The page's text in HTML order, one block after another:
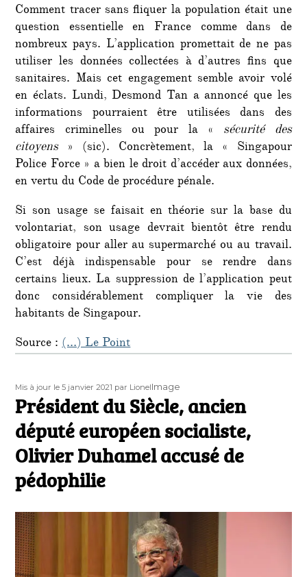
Comment tracer sans fliquer la population était une
question essentielle en France comme dans de
nombreux pays. L’application promettait de ne pas
utiliser les données collectées à d’autres fins que
sanitaires. Mais cet engagement semble avoir volé
en éclats. Lundi, Desmond Tan a annoncé que les
informations pourraient être utilisées dans des
affaires criminelles ou pour la « sécurité des
citoyens» (sic). Concrètement, la « Singapour
Police Force » a bien le droit d’accéder aux données,
en vertu du Code de procédure pénale.
Si son usage se faisait en théorie sur la base du
volontariat, son usage devrait bientôt être rendu
obligatoire pour aller au supermarché ou au travail.
C’est déjà indispensable pour se rendre dans
certains lieux. La suppression de l’application peut
donc considérablement compliquer la vie des
habitants de Singapour.
Source :(…) Le Point
Publié
le
Mis à jour le 5 janvier 2021 Auteur
par LionelFormat
Image
Président du Siècle, ancien
député européen socialiste,
Olivier Duhamel accusé de
pédophilie